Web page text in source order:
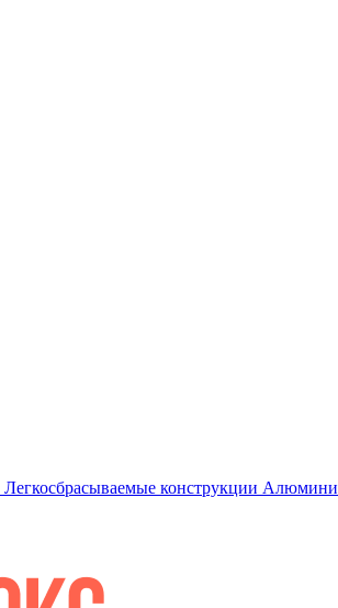
Легкосбрасываемые конструкции